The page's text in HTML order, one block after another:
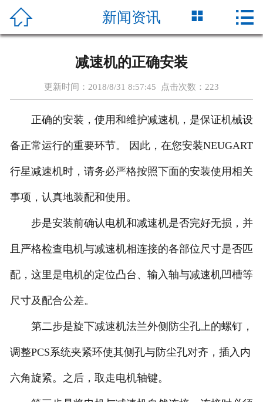
 首页
公司实力
客户服务
 新闻资讯  
减速机的正确安装
更新时间：2018/8/31 8:57:45 点击次数： 223
正确的安装，使用和维护减速机，是保证机械设
备正常运行的重要环节。 因此，在您安装NEUGART
行星减速机时，请务必严格按照下面的安装使用相关
事项，认真地装配和使用。
步是安装前确认电机和减速机是否完好无损，并
且严格检查电机与减速机相连接的各部位尺寸是否匹
配，这里是电机的定位凸台、输入轴与减速机凹槽等
尺寸及配合公差。
第二步是旋下减速机法兰外侧防尘孔上的螺钉，
调整PCS系统夹紧环使其侧孔与防尘孔对齐，插入内
六角旋紧。之后，取走电机轴键。